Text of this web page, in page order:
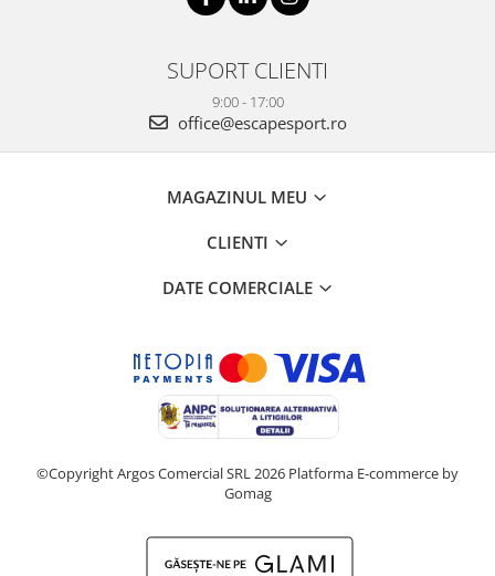
SUPORT CLIENTI
9:00 - 17:00
office@escapesport.ro
MAGAZINUL MEU
CLIENTI
DATE COMERCIALE
©Copyright Argos Comercial SRL 2026 Platforma E-commerce by
Gomag